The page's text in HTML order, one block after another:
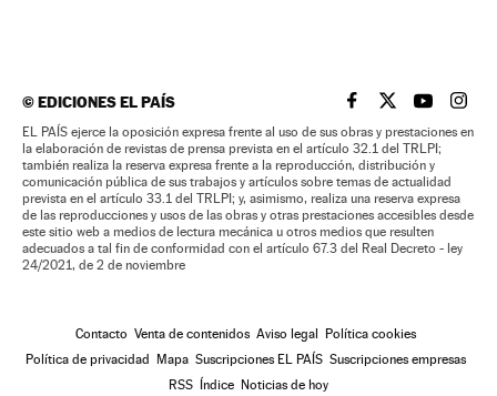
©EDICIONES EL PAÍS EL PAÍS BRASIL EN
EL PAÍSEL PAÍS
EL
EL PAÍS ejerce la oposición expresa frente al uso de sus obras y prestaciones en
la elaboración de revistas de prensa prevista en el artículo 32.1 del TRLPI;
también realiza la reserva expresa frente a la reproducción, distribución y
comunicación pública de sus trabajos y artículos sobre temas de actualidad
prevista en el artículo 33.1 del TRLPI; y, asimismo, realiza una reserva expresa
de las reproducciones y usos de las obras y otras prestaciones accesibles desde
este sitio web a medios de lectura mecánica u otros medios que resulten
adecuados a tal fin de conformidad con el artículo 67.3 del Real Decreto - ley
24/2021, de 2 de noviembre
Contacto Venta de contenidos Aviso legal
Política cookies
Política de privacidad
Mapa Suscripciones EL PAÍS Suscripciones empresas
RSS
Índice Noticias de hoy